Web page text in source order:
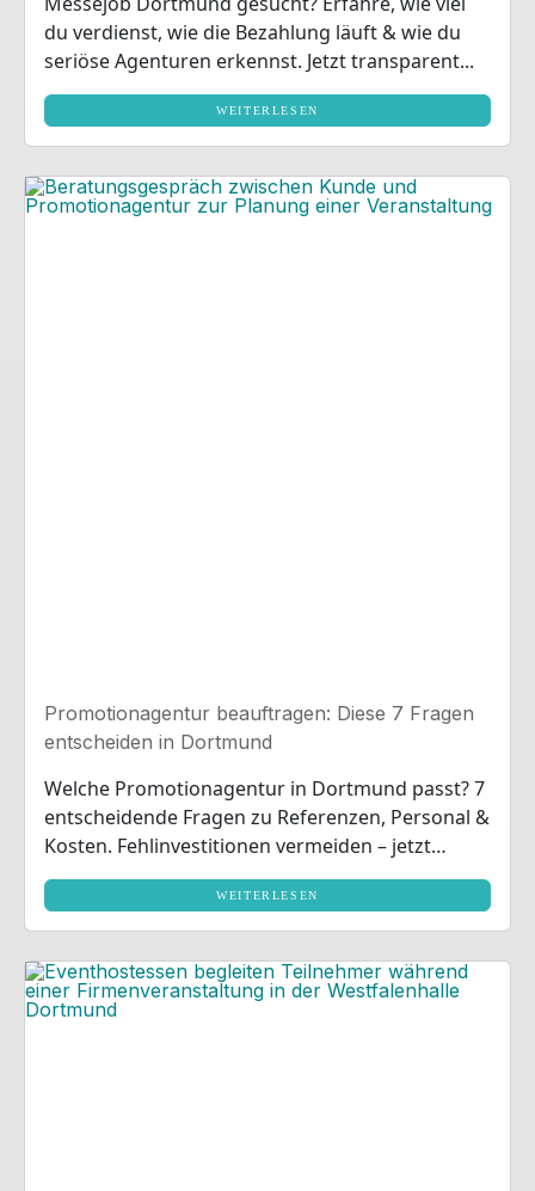
du verdienst, wie die Bezahlung läuft & wie du
seriöse Agenturen erkennst. Jetzt transparent...
WEITERLESEN
Promotionagentur beauftragen: Diese 7 Fragen
entscheiden in Dortmund
Welche Promotionagentur in Dortmund passt? 7
entscheidende Fragen zu Referenzen, Personal &
Kosten. Fehlinvestitionen vermeiden – jetzt
informieren!
WEITERLESEN